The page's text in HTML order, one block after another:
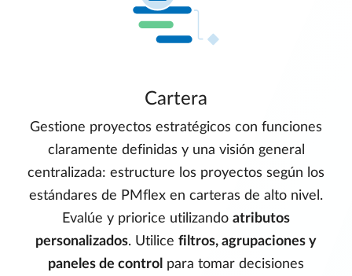
Cartera
Gestione proyectos estratégicos con funciones
claramente definidas y una visión general
centralizada: estructure los proyectos según los
estándares de PMflex en carteras de alto nivel.
Evalúe y priorice utilizando atributos
personalizados. Utilice filtros, agrupaciones y
paneles de control para tomar decisiones